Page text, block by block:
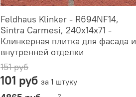
Feldhaus Klinker - R694NF14,
Sintra Carmesi, 240x14x71 -
Клинкерная плитка для фасада и
внутренней отделки
151 руб
101 рубза 1 штуку